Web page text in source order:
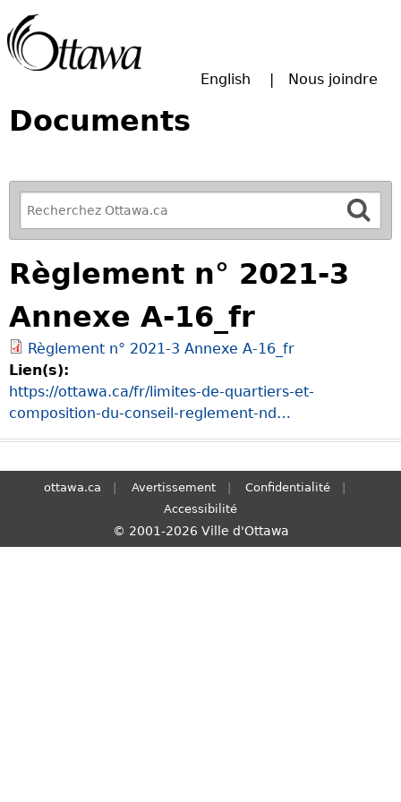
English Nous joindre
Documents
R
e
f
i
n
e
y
o
u
r
S
e
Règlement n° 2021-3
Annexe A-16_fr
Règlement n° 2021-3 Annexe A-16_fr
Lien(s):
https://ottawa.ca/fr/limites-de-quartiers-et-
composition-du-conseil-reglement-nd…
ottawa.ca Avertissement
Confidentialité
Accessibilité
© 2001-2026 Ville d'Ottawa